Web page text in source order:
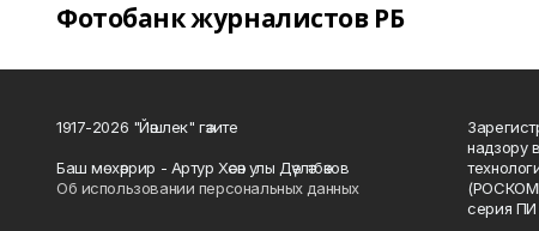
Фотобанк журналистов РБ
1917-2026 "Йәшлек" гәзите
Баш мөхәррир - Артур Хәсән улы Дәүләтбәков
Об использовании персональных данных
надзору
серия ПИ